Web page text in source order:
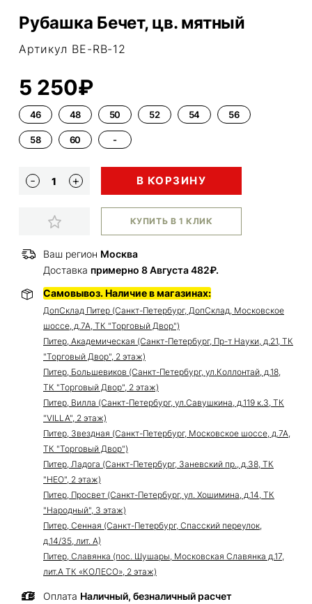
Рубашка Бечет, цв. мятный
Артикул BE-RB-12
5 250₽
46 48 50 52 54 56
58 60 -
В КОРЗИНУ
КУПИТЬ В 1 КЛИК
Ваш регион Москва
Доставка примерно 8 Августа 482₽.
Самовывоз. Наличие в магазинах:
ДопСклад Питер (Санкт-Петербург, ДопСклад, Московское
шоссе, д.7А, ТК "Торговый Двор")
Питер, Академическая (Санкт-Петербург, Пр-т Науки, д.21, ТК
"Торговый Двор", 2 этаж)
Питер, Большевиков (Санкт-Петербург, ул.Коллонтай, д.18,
ТК "Торговый Двор", 2 этаж)
Питер, Вилла (Санкт-Петербург, ул.Савушкина, д.119 к.3, ТК
"VILLA", 2 этаж)
Питер, Звездная (Санкт-Петербург, Московское шоссе, д.7А,
ТК "Торговый Двор")
Питер, Ладога (Санкт-Петербург, Заневский пр., д.38, ТК
"НЕО", 2 этаж)
Питер, Просвет (Санкт-Петербург, ул. Хошимина, д.14, ТК
"Народный", 3 этаж)
Питер, Сенная (Санкт-Петербург, Спасский переулок,
д.14/35, лит. А)
Питер, Славянка (пос. Шушары, Московская Славянка д.17,
лит.А ТК «КОЛЕСО», 2 этаж)
Оплата Наличный, безналичный расчет